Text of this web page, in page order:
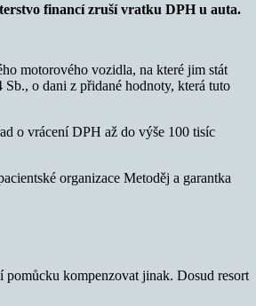
financí zruší vratku DPH u auta.
motorového vozidla, na které jim stát
o dani z přidané hodnoty, která tuto
o vrácení DPH až do výše 100 tisíc
organizace Metoděj a garantka
kompenzovat jinak. Dosud resort